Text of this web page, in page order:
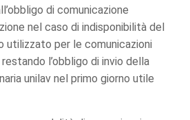
di comunicazione
nel caso di indisponibilità del
utilizzato per le comunicazioni
l’obbligo di invio della
unilav nel primo giorno utile